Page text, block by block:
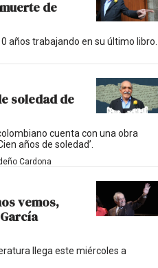
de
años trabajando en su último libro.
soledad de
cuenta con una obra
años de soledad’.
Cardona
vemos,
llega este miércoles a